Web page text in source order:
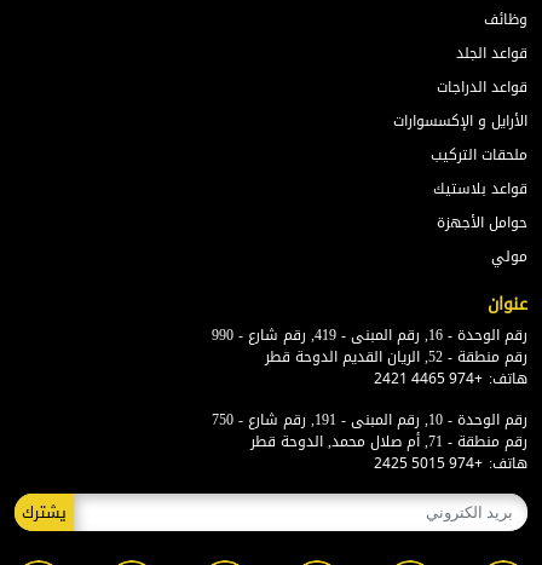
وظائف
قواعد الجلد
قواعد الدراجات
الأرايل و الإكسسوارات
ملحقات التركيب
قواعد بلاستيك
حوامل الأجهزة
مولي
عنوان
رقم الوحدة - 16, رقم المبنى - 419, رقم شارع - 990
رقم منطقة - 52, الريان القديم الدوحة قطر
هاتف: +974 4465 2421
رقم الوحدة - 10, رقم المبنى - 191, رقم شارع - 750
رقم منطقة - 71, أم صلال محمد, الدوحة قطر
هاتف: +974 5015 2425
يشترك